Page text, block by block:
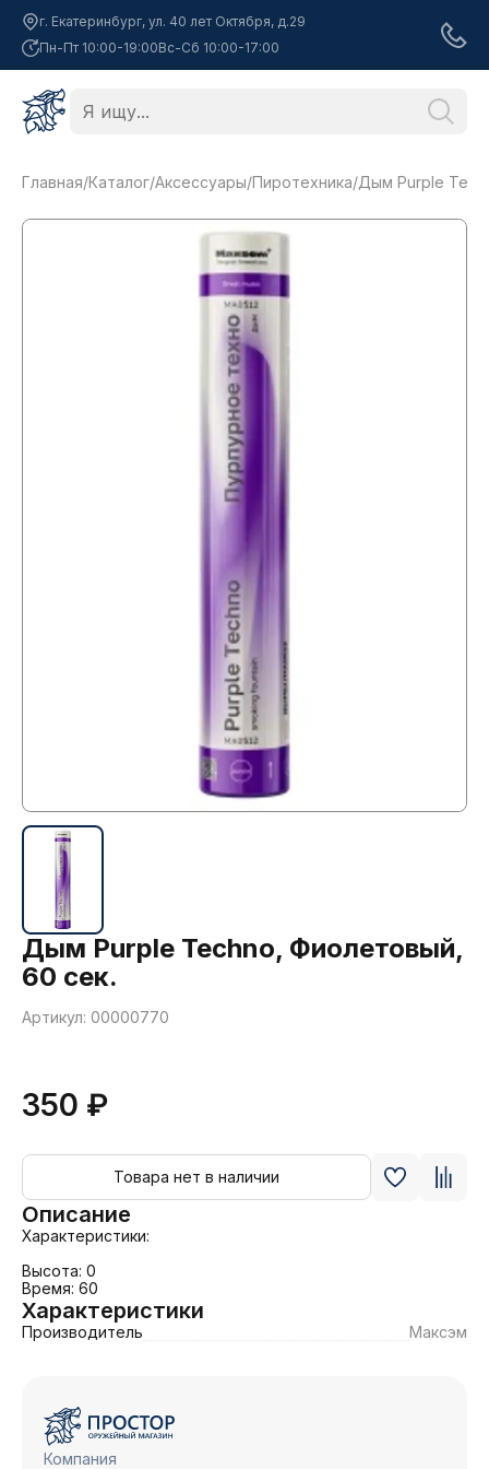
г. Екатеринбург, ул. 40 лет Октября, д.29
Пн-Пт 10:00-19:00Вс-Сб 10:00-17:00
Главная/Каталог/Аксессуары/Пиротехника/Дым Purple
Дым Purple Techno, Фиолетовый,
60 сек.
Артикул: 00000770
350 ₽
Товара нет в наличии
Описание
Характеристики:
Высота: 0
Время: 60
Характеристики
Производитель Максэм
Компания